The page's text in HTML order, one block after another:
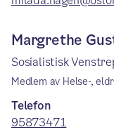
Margrethe
Sosialistisk
Medlem av Helse-,
Telefon
95873471